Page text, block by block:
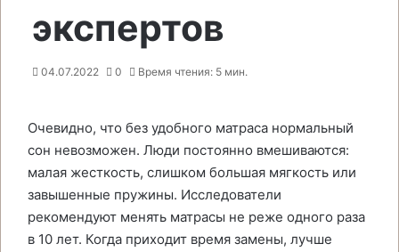
экспертов
04.07.2022 0 Время чтения: 5 мин.
Очевидно, что без удобного матраса нормальный
сон невозможен. Люди постоянно вмешиваются:
малая жесткость, слишком большая мягкость или
завышенные пружины. Исследователи
рекомендуют менять матрасы не реже одного раза
в 10 лет. Когда приходит время замены, лучше